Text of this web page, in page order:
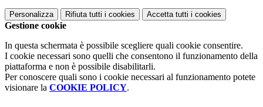
Personalizza Rifiuta tutti i cookies Accetta tutti i cookies
Gestione cookie
In questa schermata è possibile scegliere quali cookie consentire.
I cookie necessari sono quelli che consentono il funzionamento della
piattaforma e non è possibile disabilitarli.
Per conoscere quali sono i cookie necessari al funzionamento potete
visionare la COOKIE POLICY.